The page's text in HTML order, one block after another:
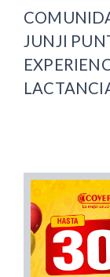
JUNJI